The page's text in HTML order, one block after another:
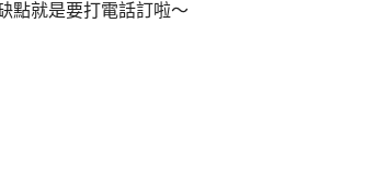
點就是要打電話訂啦～